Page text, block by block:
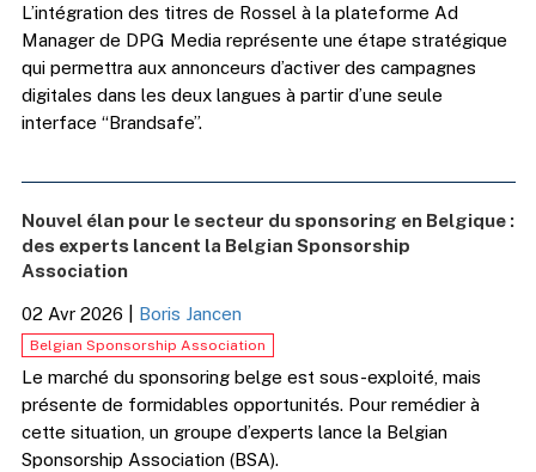
L’intégration des titres de Rossel à la plateforme Ad
Manager de DPG Media représente une étape stratégique
qui permettra aux annonceurs d’activer des campagnes
digitales dans les deux langues à partir d’une seule
interface “Brandsafe”.
Nouvel élan pour le secteur du sponsoring en Belgique :
des experts lancent la Belgian Sponsorship
Association
02 Avr 2026 Boris Jancen
Belgian Sponsorship Association
Le marché du sponsoring belge est sous-exploité, mais
présente de formidables opportunités. Pour remédier à
cette situation, un groupe d’experts lance la Belgian
Sponsorship Association (BSA).